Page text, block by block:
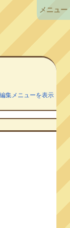
編集メニューを表示
メニュー